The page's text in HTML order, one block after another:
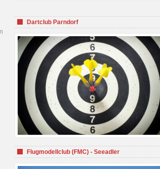
Dartclub Parndorf
Flugmodellclub (FMC) - Seeadler